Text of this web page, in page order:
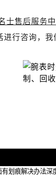
江省牡丹江市
江省齐齐哈尔
江省绥化市北
江省伊春市伊
省白城市洮北
省白山市浑江
省吉林市船营
省四平市铁东
士售后服务
进行咨询，我